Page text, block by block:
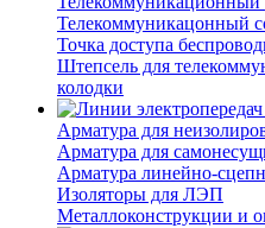
Телекоммуникацонный
Точка доступа
Штепсель для
колодки
Арматура для
Арматура для
Арматура линейно-
Изоляторы для ЛЭП
Металлоконструкции и